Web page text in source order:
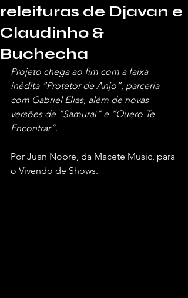
releituras de Djavan e
Claudinho &
Buchecha
Projeto chega ao fim com a faixa
inédita “Protetor de Anjo”, parceria
com Gabriel Elias, além de novas
versões de “Samurai” e “Quero Te
Encontrar”.
Por Juan Nobre, da Macete Music, para
o Vivendo de Shows.